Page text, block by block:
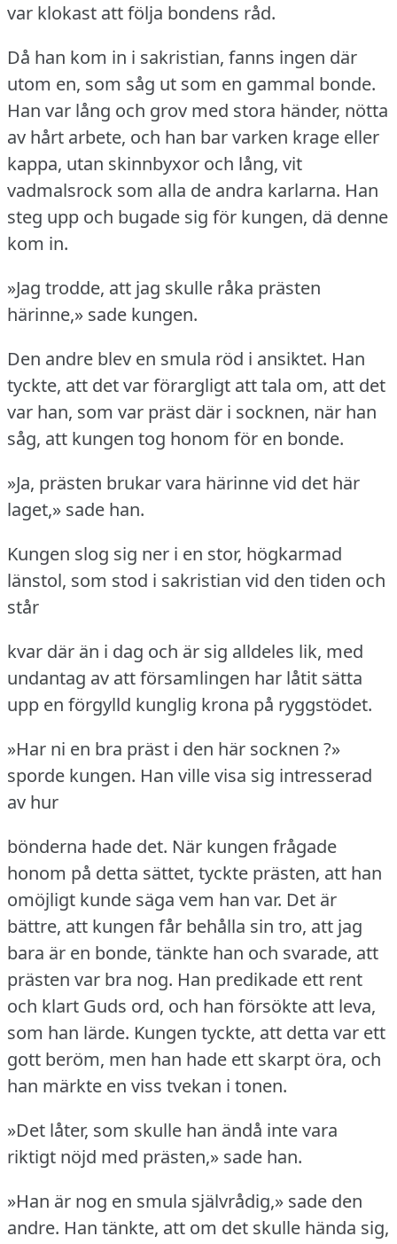
var klokast att följa bondens råd.
Då han kom in i sakristian, fanns ingen där
utom en, som såg ut som en gammal bonde.
Han var lång och grov med stora händer, nötta
av hårt arbete, och han bar varken krage eller
kappa, utan skinnbyxor och lång, vit
vadmalsrock som alla de andra karlarna. Han
steg upp och bugade sig för kungen, dä denne
kom in.
»Jag trodde, att jag skulle råka prästen
härinne,» sade kungen.
Den andre blev en smula röd i ansiktet. Han
tyckte, att det var förargligt att tala om, att det
var han, som var präst där i socknen, när han
såg, att kungen tog honom för en bonde.
»Ja, prästen brukar vara härinne vid det här
laget,» sade han.
Kungen slog sig ner i en stor, högkarmad
länstol, som stod i sakristian vid den tiden och
står
kvar där än i dag och är sig alldeles lik, med
undantag av att församlingen har låtit sätta
upp en förgylld kunglig krona på ryggstödet.
»Har ni en bra präst i den här socknen ?»
sporde kungen. Han ville visa sig intresserad
av hur
bönderna hade det. När kungen frågade
honom på detta sättet, tyckte prästen, att han
omöjligt kunde säga vem han var. Det är
bättre, att kungen får behålla sin tro, att jag
bara är en bonde, tänkte han och svarade, att
prästen var bra nog. Han predikade ett rent
och klart Guds ord, och han försökte att leva,
som han lärde. Kungen tyckte, att detta var ett
gott beröm, men han hade ett skarpt öra, och
han märkte en viss tvekan i tonen.
»Det låter, som skulle han ändå inte vara
riktigt nöjd med prästen,» sade han.
»Han är nog en smula självrådig,» sade den
andre. Han tänkte, att om det skulle hända sig,